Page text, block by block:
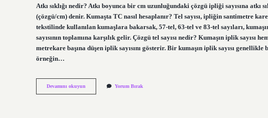
Atkı sıklığı nedir? Atkı boyunca bir cm uzunluğundaki çözgü ipliği sayısına atkı
(çözgü/cm) denir. Kumaşta TC nasıl hesaplanır? Tel sayısı, ipliğin santimetre
tekstilinde kullanılan kumaşlara bakarsak, 57-tel, 63-tel ve 83-tel sayıları,
sayısının toplamına karşılık gelir. Çözgü tel sayısı nedir? Kumaşın iplik sayısı
metrekare başına düşen iplik sayısını gösterir. Bir kumaşın iplik sayısı
örneğin…
Devamını okuyun
Sıklığı
Yorum Bırak